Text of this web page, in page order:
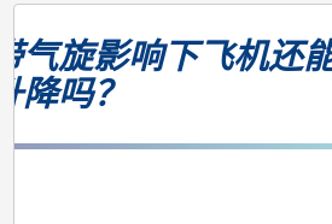
在
热
带
气旋影响下飞机还
降吗？